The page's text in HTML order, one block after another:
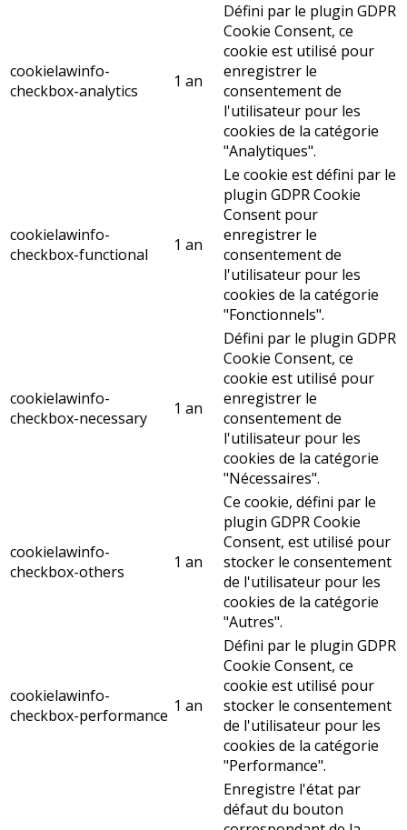
cookielawinfo-
checkbox-analytics
1 an
Défini par le plugin GDPR
Cookie Consent, ce
cookie est utilisé pour
enregistrer le
consentement de
l'utilisateur pour les
cookies de la catégorie
"Analytiques".
cookielawinfo-
checkbox-functional
1 an
Le cookie est défini par le
plugin GDPR Cookie
Consent pour
enregistrer le
consentement de
l'utilisateur pour les
cookies de la catégorie
"Fonctionnels".
cookielawinfo-
checkbox-necessary
1 an
Défini par le plugin GDPR
Cookie Consent, ce
cookie est utilisé pour
enregistrer le
consentement de
l'utilisateur pour les
cookies de la catégorie
"Nécessaires".
cookielawinfo-
checkbox-others
1 an
Ce cookie, défini par le
plugin GDPR Cookie
Consent, est utilisé pour
stocker le consentement
de l'utilisateur pour les
cookies de la catégorie
"Autres".
cookielawinfo-
checkbox-performance 1 an
Défini par le plugin GDPR
Cookie Consent, ce
cookie est utilisé pour
stocker le consentement
de l'utilisateur pour les
cookies de la catégorie
"Performance".
Enregistre l'état par
défaut du bouton